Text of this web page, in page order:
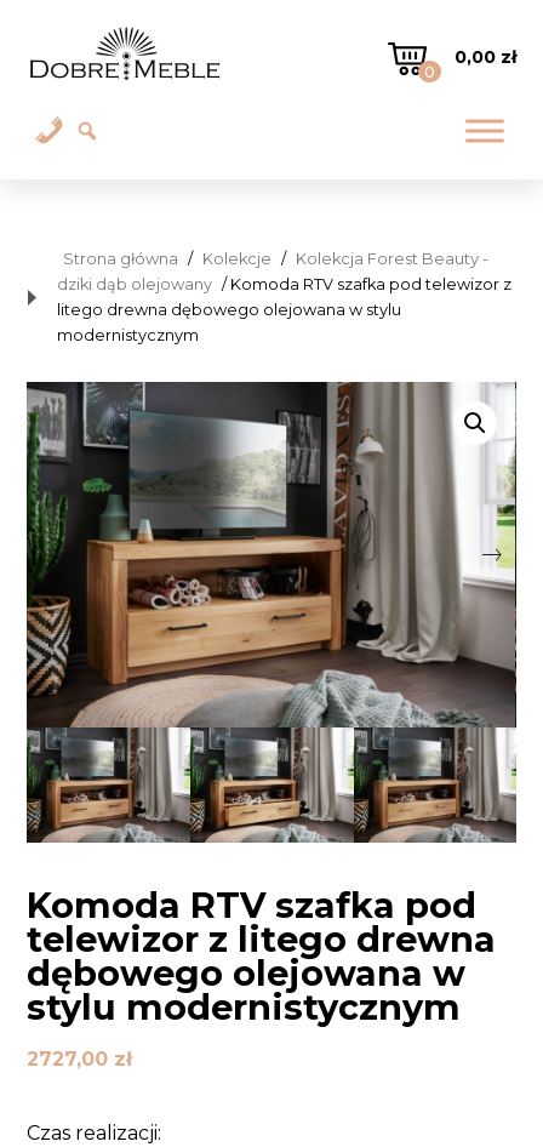
0
0,00 zł
Strona główna / Kolekcje / Kolekcja Forest Beauty -
dziki dąb olejowany / Komoda RTV szafka pod telewizor z
litego drewna dębowego olejowana w stylu
modernistycznym
Komoda RTV szafka pod
telewizor z litego drewna
dębowego olejowana w
stylu modernistycznym
2727,00 zł
Czas realizacji: